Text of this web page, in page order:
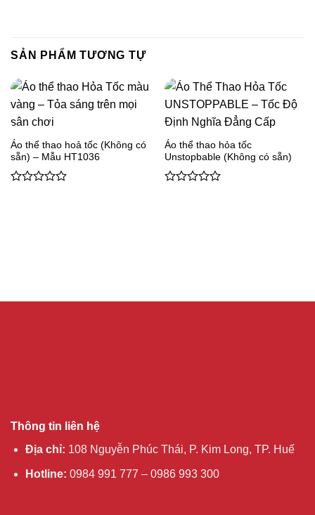
SẢN PHẨM TƯƠNG TỰ
Áo thể thao hoả tốc (Không có
sẵn) – Mẫu HT1036
Áo thể thao hỏa tốc
Unstopbable (Không có sẵn)
Thông tin liên hệ
Địa chỉ: 108 Nguyễn Phúc Thái, P. Kim Long, TP. Huế
Hotline: 0984 991 777 – 0986 993 300